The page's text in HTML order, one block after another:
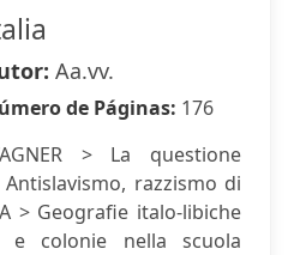
Aa.vv.
de Páginas: 176
> La questione
Antislavismo, razzismo di
> Geografie italo-libiche
e colonie nella scuola